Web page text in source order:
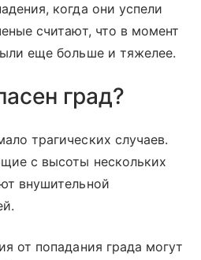
когда они успели
считают, что в момент
еще больше и тяжелее.
град?
трагических случаев.
с высоты нескольких
внушительной
от попадания града могут